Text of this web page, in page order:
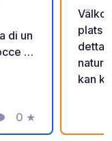
di un
e
0
Valutazione
★
plats
detta
natur
kan